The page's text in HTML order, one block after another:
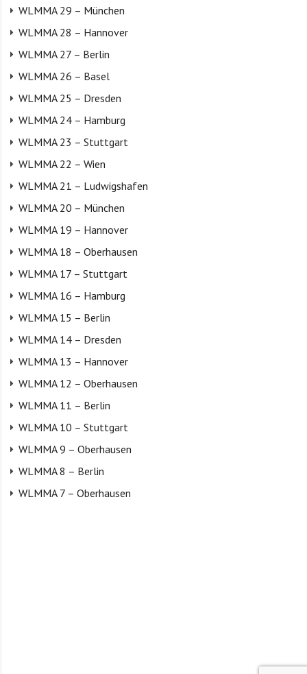
WLMMA 29 – München
WLMMA 28 – Hannover
WLMMA 27 – Berlin
WLMMA 26 – Basel
WLMMA 25 – Dresden
WLMMA 24 – Hamburg
WLMMA 23 – Stuttgart
WLMMA 22 – Wien
WLMMA 21 – Ludwigshafen
WLMMA 20 – München
WLMMA 19 – Hannover
WLMMA 18 – Oberhausen
WLMMA 17 – Stuttgart
WLMMA 16 – Hamburg
WLMMA 15 – Berlin
WLMMA 14 – Dresden
WLMMA 13 – Hannover
WLMMA 12 – Oberhausen
WLMMA 11 – Berlin
WLMMA 10 – Stuttgart
WLMMA 9 – Oberhausen
WLMMA 8 – Berlin
WLMMA 7 – Oberhausen